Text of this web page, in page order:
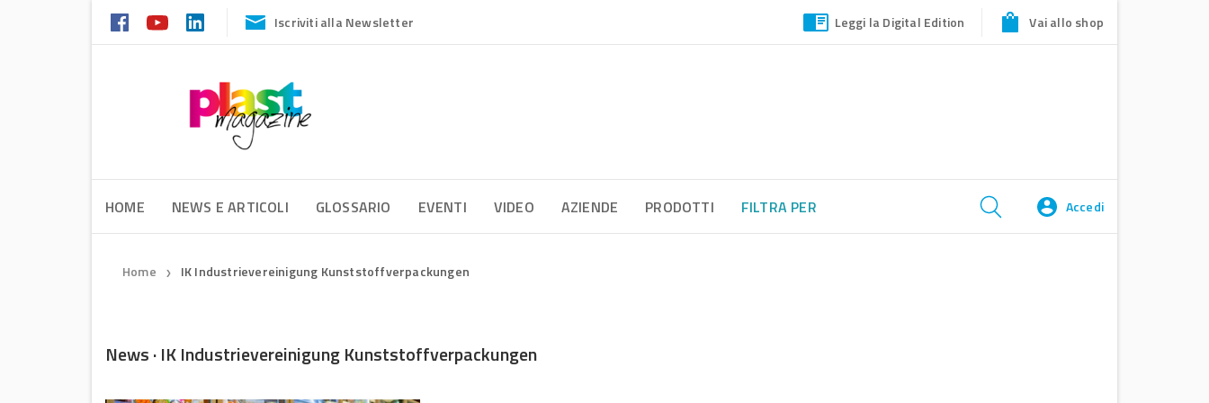
Iscriviti alla Newsletter Leggi la Digital Edition Vai allo shop
HOME NEWS E ARTICOLI GLOSSARIO EVENTI VIDEO AZIENDE PRODOTTI FILTRA PER Accedi
Home ❯ IK Industrievereinigung Kunststoffverpackungen
News · IK Industrievereinigung Kunststoffverpackungen